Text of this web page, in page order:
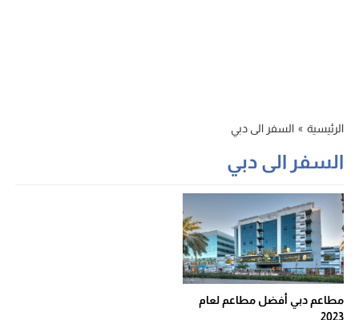
الرئيسية » السفر الى دبي
السفر الى دبي
مطاعم دبي أفضل مطاعم لعام
2023